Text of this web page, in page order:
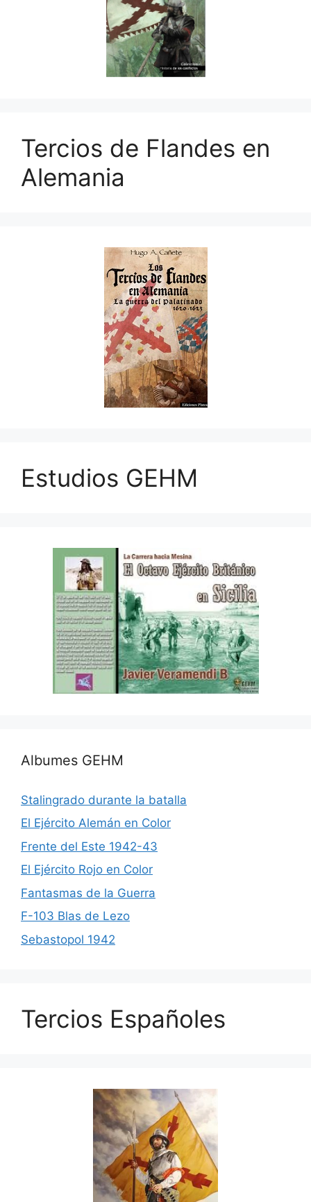
Tercios de Flandes en
Alemania
Estudios GEHM
Albumes GEHM
Stalingrado durante la batalla
El Ejército Alemán en Color
Frente del Este 1942-43
El Ejército Rojo en Color
Fantasmas de la Guerra
F-103 Blas de Lezo
Sebastopol 1942
Tercios Españoles